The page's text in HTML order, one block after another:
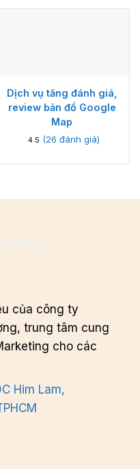
Dịch vụ tăng đánh giá,
review bản đồ Google
Map
4.5 (26 đánh giá)
của công ty
trung tâm cung
cho các
Him Lam,